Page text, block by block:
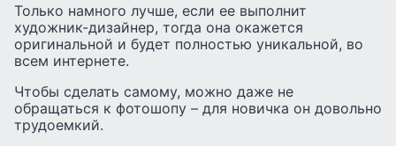
Только намного лучше, если ее выполнит
художник-дизайнер, тогда она окажется
оригинальной и будет полностью уникальной, во
всем интернете.
Чтобы сделать самому, можно даже не
обращаться к фотошопу – для новичка он довольно
трудоемкий.